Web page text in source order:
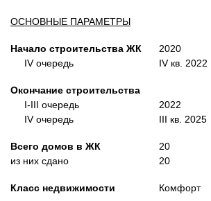
ОСНОВНЫЕ ПАРАМЕТРЫ
Начало строительства ЖК
IV очередь
Окончание строительства
I-III очередь
IV очередь
Всего домов в ЖК
из них сдано
Класс недвижимости
2020
IV кв. 2022
2022
III кв. 2025
20
20
Комфорт